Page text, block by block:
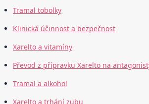
Tramal tobolky
Klinická účinnost a bezpečnost
Xarelto a vitamíny
Převod z přípravku Xarelto na
Tramal a alkohol
Xarelto a trhání zubu